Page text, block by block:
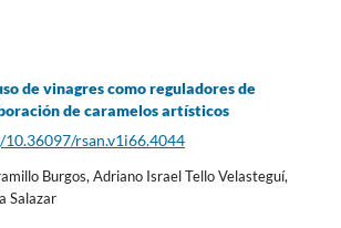
de vinagres como reguladores de
de caramelos artísticos
rsan.v1i66.4044
Burgos, Adriano Israel Tello Velasteguí,
Salazar